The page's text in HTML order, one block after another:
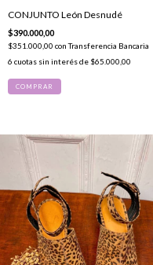
CONJUNTO León Desnudé
$390.000,00
$351.000,00 con Transferencia Bancaria
6 cuotas sin interés de $65.000,00
COMPRAR